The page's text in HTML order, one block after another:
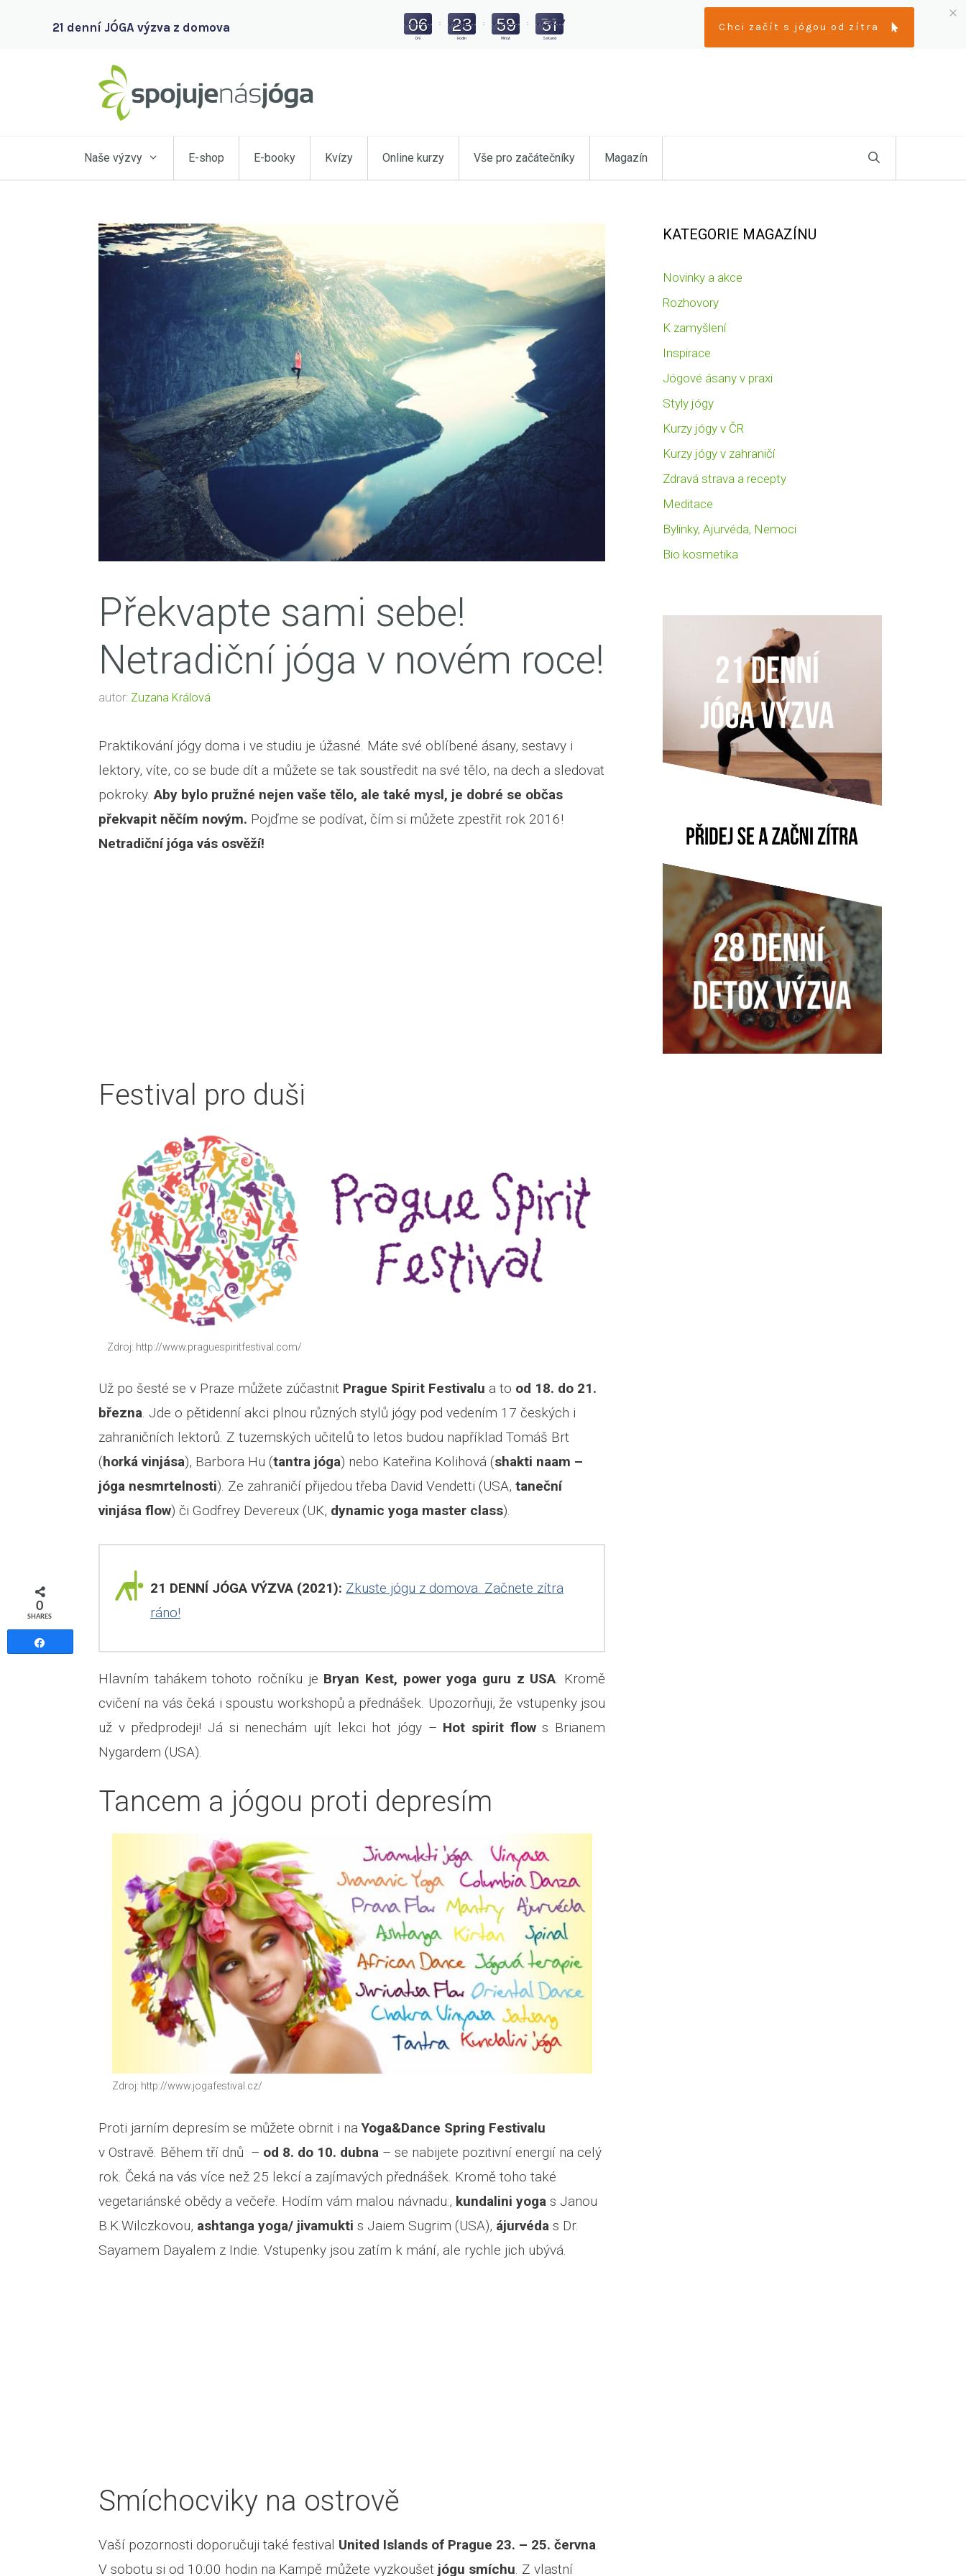
Naše výzvy E-shop E-booky Kvízy Online kurzy Vše pro začátečníky Magazín
Překvapte sami sebe!
Netradiční jóga v novém roce!
autor: Zuzana Králová
Praktikování jógy doma i ve studiu je úžasné. Máte své oblíbené ásany, sestavy i
lektory, víte, co se bude dít a můžete se tak soustředit na své tělo, na dech a sledovat
pokroky.Aby bylo pružné nejen vaše tělo, ale také mysl, je dobré se občas
překvapit něčím novým. Pojďme se podívat, čím si můžete zpestřit rok 2016!
Netradiční jóga vás osvěží!
Festival pro duši
Zdroj: http://www.praguespiritfestival.com/
Už po šesté se v Praze můžete zúčastnit Prague Spirit Festivalu a to od 18. do 21.
března. Jde o pětidenní akci plnou různých stylů jógy pod vedením 17 českých i
zahraničních lektorů. Z tuzemských učitelů to letos budou například Tomáš Brt
(horká vinjása), Barbora Hu (tantra jóga) nebo Kateřina Kolihová (shakti naam –
jóga nesmrtelnosti). Ze zahraničí přijedou třeba David Vendetti (USA, taneční
vinjása flow) či Godfrey Devereux (UK, dynamic yoga master class).
21 DENNÍ JÓGA VÝZVA (2021): Zkuste jógu z domova. Začnete zítra
ráno!
Hlavním tahákem tohoto ročníku je Bryan Kest, power yoga guru z USA. Kromě
cvičení na vás čeká i spoustu workshopů a přednášek. Upozorňuji, že vstupenky jsou
už v předprodeji! Já si nenechám ujít lekci hot jógy – Hot spirit flows Brianem
Nygardem (USA).
Tancem a jógou proti depresím
Zdroj: http://www.jogafestival.cz/
Proti jarním depresím se můžete obrnit i naYoga&Dance Spring Festivalu
v Ostravě. Během tří dnů – od 8. do 10. dubna – se nabijete pozitivní energií na celý
rok. Čeká na vás více než 25 lekcí a zajímavých přednášek. Kromě toho také
vegetariánské obědy a večeře. Hodím vám malou návnadu:, kundalini yoga s Janou
B.K.Wilczkovou, ashtanga yoga/ jivamukti s Jaiem Sugrim (USA), ájurvéda s Dr.
Sayamem Dayalem z Indie. Vstupenky jsou zatím k mání, ale rychle jich ubývá.
Smíchocviky na ostrově
Vaší pozornosti doporučuji také festival United Islands of Prague 23. – 25. června.
V sobotu si od 10:00 hodin na Kampě můžete vyzkoušet jógu smíchu. Z vlastní
KATEGORIE MAGAZÍNU
Novinky a akce
Rozhovory
K zamyšlení
Inspirace
Jógové ásany v praxi
Styly jógy
Kurzy jógy v ČR
Kurzy jógy v zahraničí
Zdravá strava a recepty
Meditace
Bylinky, Ajurvéda, Nemoci
Bio kosmetika
0
SHARES
21 denní JÓGA výzva z domova 06
Dní
: 23
Hodin
: 59
Minut
: 49
Sekund
Chci začít s jógou od zítra